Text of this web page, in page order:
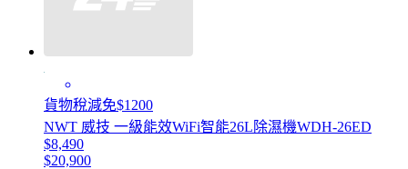
貨物稅減免$1200
NWT 威技 一級能效WiFi智能26L除濕機WDH-26ED
$8,490
$20,900